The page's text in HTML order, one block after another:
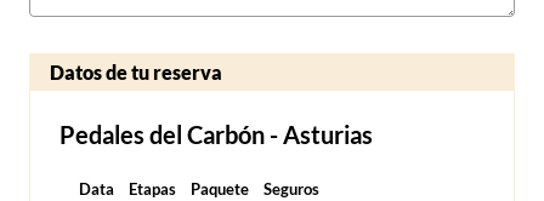
Datos de tu reserva
Pedales del Carbón - Asturias
Data
Etapas
Paquete
Seguros